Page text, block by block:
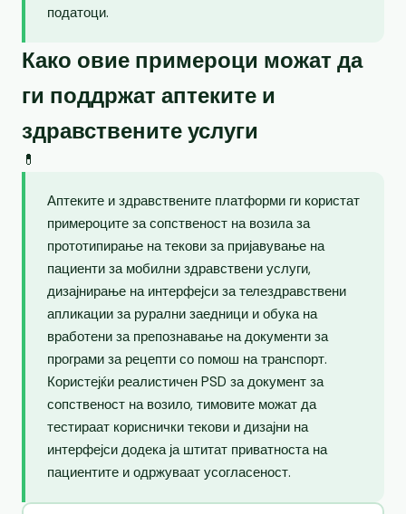
податоци.
Како овие примероци можат да
ги поддржат аптеките и
здравствените услуги
💊
Аптеките и здравствените платформи ги користат
примероците за сопственост на возила за
прототипирање на текови за пријавување на
пациенти за мобилни здравствени услуги,
дизајнирање на интерфејси за телездравствени
апликации за рурални заедници и обука на
вработени за препознавање на документи за
програми за рецепти со помош на транспорт.
Користејќи реалистичен PSD за документ за
сопственост на возило, тимовите можат да
тестираат кориснички текови и дизајни на
интерфејси додека ја штитат приватноста на
пациентите и одржуваат усогласеност.